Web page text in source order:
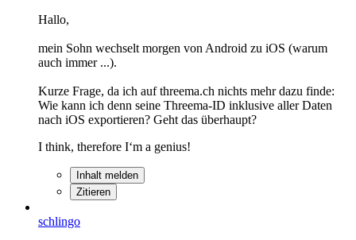
Hallo,
mein Sohn wechselt morgen von Android zu iOS (warum
auch immer ...).
Kurze Frage, da ich auf threema.ch nichts mehr dazu finde:
Wie kann ich denn seine Threema-ID inklusive aller Daten
nach iOS exportieren? Geht das überhaupt?
I think, therefore I‘m a genius!
Inhalt melden
Zitieren
schlingo